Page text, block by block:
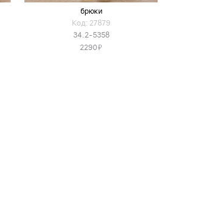
брюки
Код: 27879
34.2-5358
2290Я